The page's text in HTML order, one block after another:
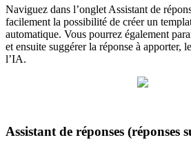
Naviguez dans l’onglet Assistant de
facilement la possibilité de créer un
automatique. Vous pourrez également
et ensuite suggérer la réponse à apporter,
l’IA.
Assistant de réponses (réponses